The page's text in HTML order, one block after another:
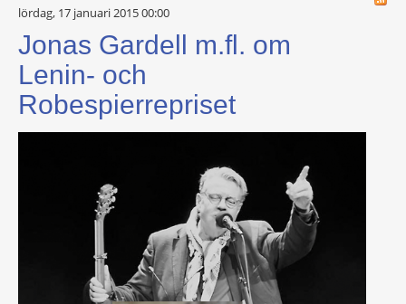
lördag, 17 januari 2015 00:00
Jonas Gardell m.fl. om
Lenin- och
Robespierrepriset